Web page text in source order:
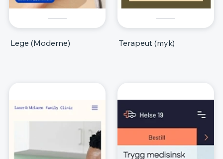
Lege (Moderne) Terapeut (myk)